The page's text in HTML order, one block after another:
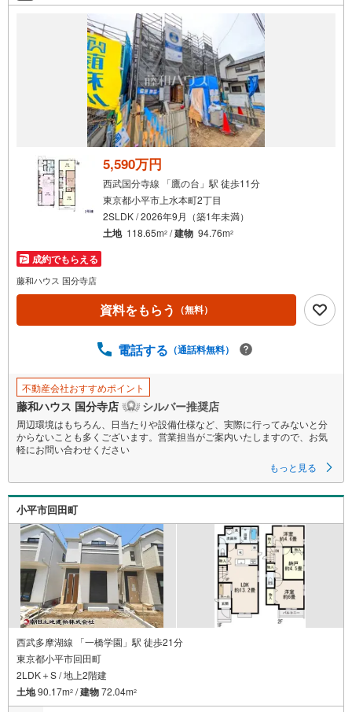
5,590万円
西武国分寺線 「鷹の台」駅 徒歩11分
東京都小平市上水本町2丁目
2SLDK / 2026年9月（築1年未満）
土地 118.65m2 /建物 94.76m2
成約でもらえる
藤和ハウス 国分寺店
資料をもらう （無料）
電話する （通話料無料）
不動産会社おすすめポイント
藤和ハウス 国分寺店 シルバー推奨店
周辺環境はもちろん、日当たりや設備仕様など、実際に行ってみないと分
からないことも多くございます。営業担当がご案内いたしますので、お気
軽にお問い合わせください
もっと見る
小平市回田町
西武多摩湖線 「一橋学園」駅 徒歩21分
東京都小平市回田町
2LDK＋S / 地上2階建
土地90.17m2 /建物72.04m2